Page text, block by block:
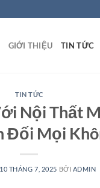
GIỚI THIỆU TIN TỨC
TIN TỨC
Nội Thất
Đối Mọi
10 THÁNG 7, 2025 BỞI ADMIN